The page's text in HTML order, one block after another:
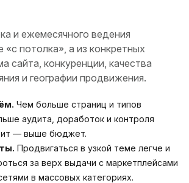
и ежемесячного ведения
«с потолка», а из конкретных
сайта, конкуренции, качества
и географии продвижения.
Чем больше страниц и типов
аудита, доработок и контроля
— выше бюджет.
Продвигаться в узкой теме легче и
за верх выдачи с маркетплейсами
в массовых категориях.